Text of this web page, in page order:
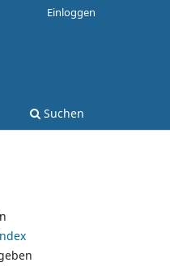
Suchen
Einloggen